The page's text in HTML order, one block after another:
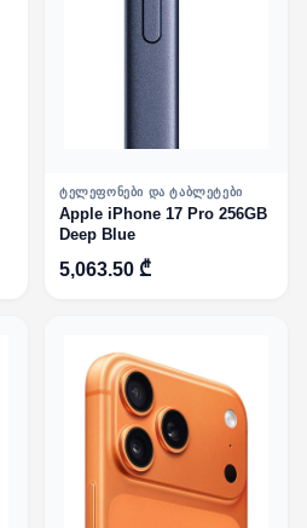
ᲢᲔᲚᲔᲤᲝᲜᲔᲑᲘ ᲓᲐ ᲢᲐᲑᲚᲔᲢᲔᲑᲘ
Apple iPhone 17 Pro 256GB
Deep Blue
5,063.50 ₾